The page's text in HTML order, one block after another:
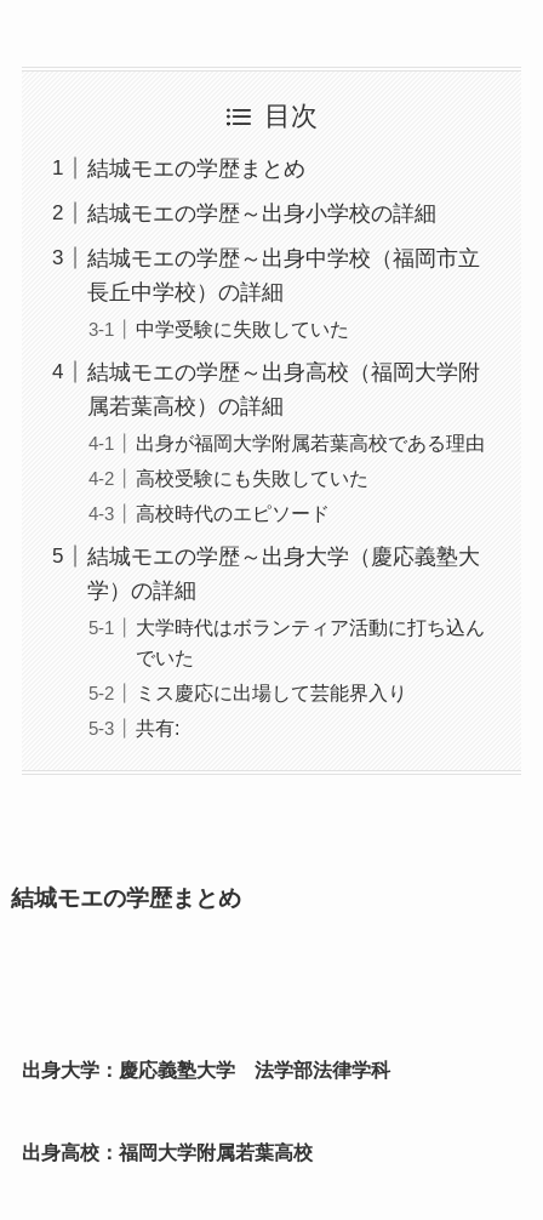
目次
結城モエの学歴まとめ
結城モエの学歴～出身小学校の詳細
結城モエの学歴～出身中学校（福岡市立
長丘中学校）の詳細
中学受験に失敗していた
結城モエの学歴～出身高校（福岡大学附
属若葉高校）の詳細
出身が福岡大学附属若葉高校である理由
高校受験にも失敗していた
高校時代のエピソード
結城モエの学歴～出身大学（慶応義塾大
学）の詳細
大学時代はボランティア活動に打ち込ん
でいた
ミス慶応に出場して芸能界入り
共有:
結城モエの学歴まとめ
出身大学：慶応義塾大学 法学部法律学科
出身高校：福岡大学附属若葉高校